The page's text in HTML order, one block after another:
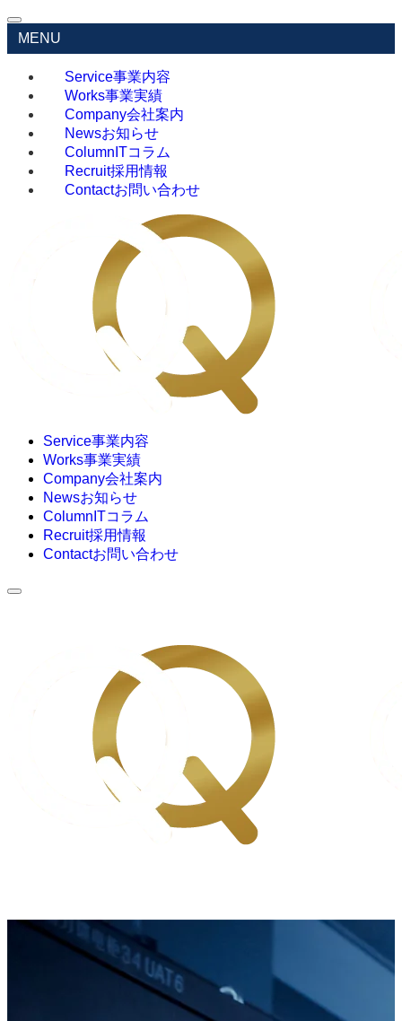
MENU
Service事業内容
Works事業実績
Company会社案内
Newsお知らせ
Column ITコラム
Recruit採用情報
Contactお問い合わせ
Service事業内容
Works事業実績
Company会社案内
Newsお知らせ
Column ITコラム
Recruit採用情報
Contactお問い合わせ